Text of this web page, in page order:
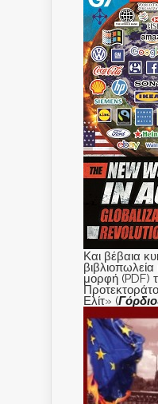
Και βέβαια
βιβλιοπωλεία
μορφή (PDF)
Ελίτ» (